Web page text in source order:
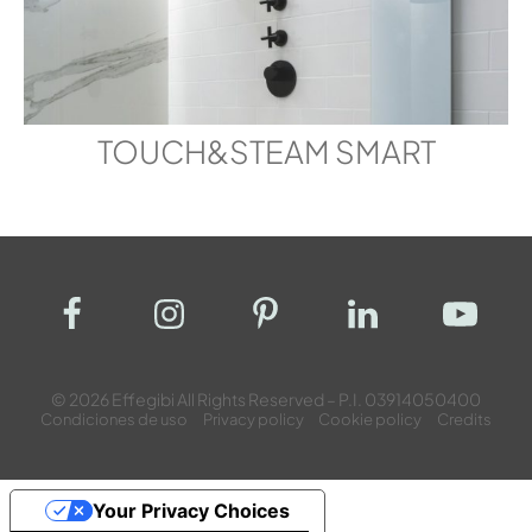
TOUCH&STEAM SMART
© 2026 Effegibi All Rights Reserved – P.I. 03914050400
Condiciones de uso Privacy policy Cookie policy Credits
Your Privacy Choices